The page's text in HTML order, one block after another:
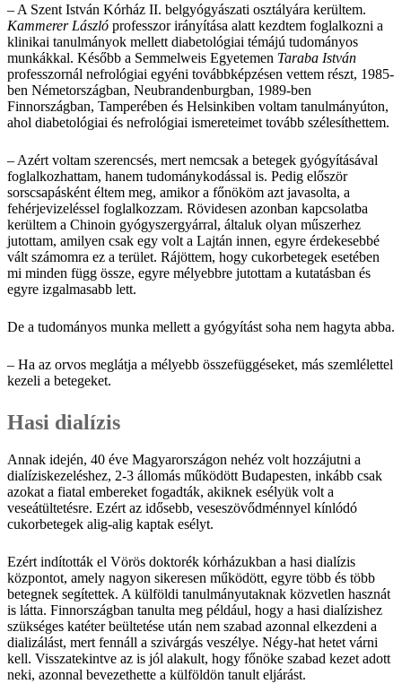
– A Szent István Kórház II. belgyógyászati osztályára kerültem.
Kammerer László professzor irányítása alatt kezdtem foglalkozni a
klinikai tanulmányok mellett diabetológiai témájú tudományos
munkákkal. Később a Semmelweis Egyetemen Taraba István
professzornál nefrológiai egyéni továbbképzésen vettem részt, 1985-
ben Németországban, Neubrandenburgban, 1989-ben
Finnországban, Tamperében és Helsinkiben voltam tanulmányúton,
ahol diabetológiai és nefrológiai ismereteimet tovább szélesíthettem.
– Azért voltam szerencsés, mert nemcsak a betegek gyógyításával
foglalkozhattam, hanem tudománykodással is. Pedig először
sorscsapásként éltem meg, amikor a főnököm azt javasolta, a
fehérjevizeléssel foglalkozzam. Rövidesen azonban kapcsolatba
kerültem a Chinoin gyógyszergyárral, általuk olyan műszerhez
jutottam, amilyen csak egy volt a Lajtán innen, egyre érdekesebbé
vált számomra ez a terület. Rájöttem, hogy cukorbetegek esetében
mi minden függ össze, egyre mélyebbre jutottam a kutatásban és
egyre izgalmasabb lett.
De a tudományos munka mellett a gyógyítást soha nem hagyta abba.
– Ha az orvos meglátja a mélyebb összefüggéseket, más szemlélettel
kezeli a betegeket.
Hasi dialízis
Annak idején, 40 éve Magyarországon nehéz volt hozzájutni a
dialíziskezeléshez, 2-3 állomás működött Budapesten, inkább csak
azokat a fiatal embereket fogadták, akiknek esélyük volt a
veseátültetésre. Ezért az idősebb, veseszövődménnyel kínlódó
cukorbetegek alig-alig kaptak esélyt.
Ezért indították el Vörös doktorék kórházukban a hasi dialízis
központot, amely nagyon sikeresen működött, egyre több és több
betegnek segítettek. A külföldi tanulmányutaknak közvetlen hasznát
is látta. Finnországban tanulta meg például, hogy a hasi dialízishez
szükséges katéter beültetése után nem szabad azonnal elkezdeni a
dializálást, mert fennáll a szivárgás veszélye. Négy-hat hetet várni
kell. Visszatekintve az is jól alakult, hogy főnöke szabad kezet adott
neki, azonnal bevezethette a külföldön tanult eljárást.